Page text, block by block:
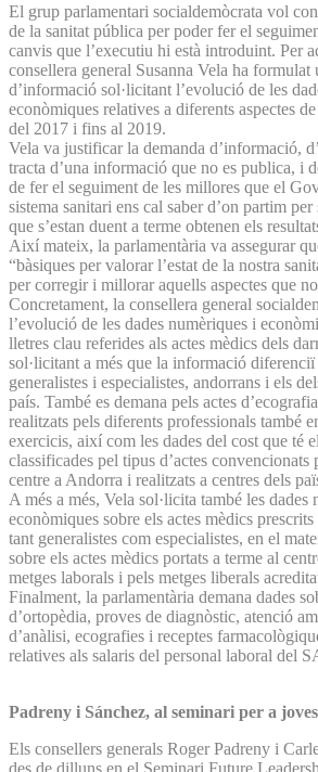
El grup parlamentari socialdemòcrata vol
de la sanitat pública per poder fer el
canvis que l’executiu hi està introduint. Per
consellera general Susanna Vela ha formulat
d’informació sol·licitant l’evolució de les
econòmiques relatives a diferents aspectes
del 2017 i fins al 2019.
Vela va justificar la demanda d’informació,
tracta d’una informació que no es publica, i
de fer el seguiment de les millores que el
sistema sanitari ens cal saber d’on partim
que s’estan duent a terme obtenen els
Així mateix, la parlamentària va assegurar
“bàsiques per valorar l’estat de la nostra
per corregir i millorar aquells aspectes que
Concretament, la consellera general
l’evolució de les dades numèriques i
lletres clau referides als actes mèdics dels
sol·licitant a més que la informació diferenciï
generalistes i especialistes, andorrans i els
país. També es demana pels actes
realitzats pels diferents professionals també
exercicis, així com les dades del cost que té
classificades pel tipus d’actes
centre a Andorra i realitzats a centres dels
A més a més, Vela sol·licita també les dades
econòmiques sobre els actes mèdics
tant generalistes com especialistes, en el
sobre els actes mèdics portats a terme al
metges laborals i pels metges liberals
Finalment, la parlamentària demana dades
d’ortopèdia, proves de diagnòstic, atenció
d’anàlisi, ecografies i receptes
relatives als salaris del personal laboral del
Padreny i Sánchez, al seminari per a
Els consellers generals Roger Padreny i
des de dilluns en el Seminari Future